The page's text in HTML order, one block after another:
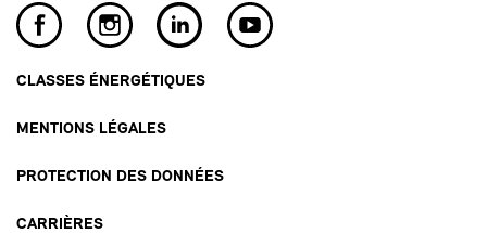
CLASSES ÉNERGÉTIQUES
MENTIONS LÉGALES
PROTECTION DES DONNÉES
CARRIÈRES